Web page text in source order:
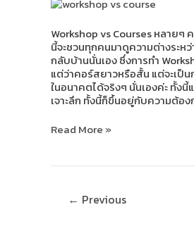
Workshop vs Courses หลายๆ
นี้จะชวนทุกคนมาดูความต่างระห
กลับบ้านนั่นเอง ซึ่งการทำ
แต่ว่าคอร์สยาวหรือสั้น แต่จะเป็
ในอนาคตได้จริงๆ นั่นเองค่ะ ทั้ง
เจาะลึก ทั้งนี้ก็ขึ้นอยู่กับความต้อ
กัน
Read More »
← Previous